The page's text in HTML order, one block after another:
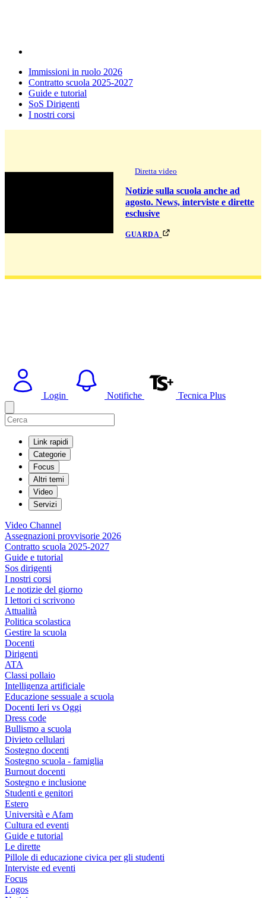
Immissioni in ruolo 2026
Contratto scuola 2025-2027
Guide e tutorial
SoS Dirigenti
I nostri corsi
Diretta video
Notizie sulla scuola anche ad
agosto. News, interviste e dirette
esclusive
guarda
Login Notifiche Tecnica Plus
Link rapidi
Categorie
Focus
Altri temi
Video
Servizi
Video Channel
Assegnazioni provvisorie 2026
Contratto scuola 2025-2027
Guide e tutorial
Sos dirigenti
I nostri corsi
Le notizie del giorno
I lettori ci scrivono
Attualità
Politica scolastica
Gestire la scuola
Docenti
Dirigenti
ATA
Classi pollaio
Intelligenza artificiale
Educazione sessuale a scuola
Docenti Ieri vs Oggi
Dress code
Bullismo a scuola
Divieto cellulari
Sostegno docenti
Sostegno scuola - famiglia
Burnout docenti
Sostegno e inclusione
Studenti e genitori
Estero
Università e Afam
Cultura ed eventi
Guide e tutorial
Le dirette
Pillole di educazione civica per gli studenti
Interviste ed eventi
Focus
Logos